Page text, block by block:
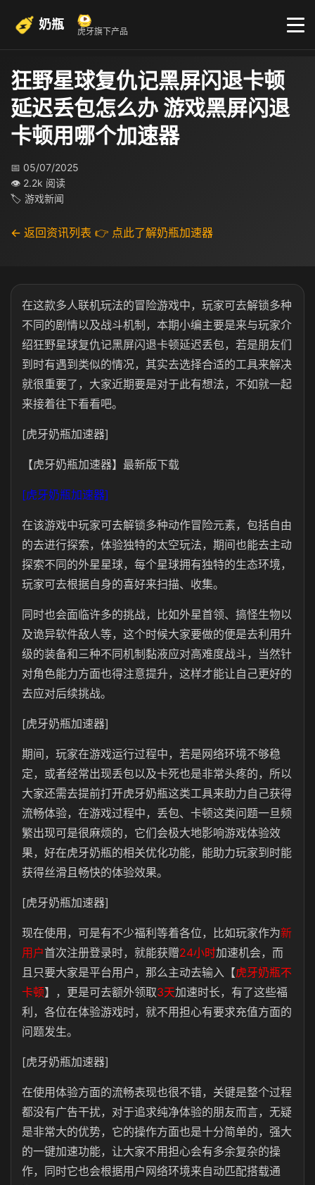
奶瓶 虎牙旗下产品
狂野星球复仇记黑屏闪退卡顿
延迟丢包怎么办 游戏黑屏闪退
卡顿用哪个加速器
📅 05/07/2025
👁 2.2k 阅读
🏷 游戏新闻
← 返回资讯列表 👉 点此了解奶瓶加速器
在这款多人联机玩法的冒险游戏中，玩家可去解锁多种
不同的剧情以及战斗机制，本期小编主要是来与玩家介
绍狂野星球复仇记黑屏闪退卡顿延迟丢包，若是朋友们
到时有遇到类似的情况，其实去选择合适的工具来解决
就很重要了，大家近期要是对于此有想法，不如就一起
来接着往下看看吧。
[虎牙奶瓶加速器]
【虎牙奶瓶加速器】最新版下载
[虎牙奶瓶加速器]
在该游戏中玩家可去解锁多种动作冒险元素，包括自由
的去进行探索，体验独特的太空玩法，期间也能去主动
探索不同的外星星球，每个星球拥有独特的生态环境，
玩家可去根据自身的喜好来扫描、收集。
同时也会面临许多的挑战，比如外星首领、搞怪生物以
及诡异软件敌人等，这个时候大家要做的便是去利用升
级的装备和三种不同机制黏液应对高难度战斗，当然针
对角色能力方面也得注意提升，这样才能让自己更好的
去应对后续挑战。
[虎牙奶瓶加速器]
期间，玩家在游戏运行过程中，若是网络环境不够稳
定，或者经常出现丢包以及卡死也是非常头疼的，所以
大家还需去提前打开虎牙奶瓶这类工具来助力自己获得
流畅体验，在游戏过程中，丢包、卡顿这类问题一旦频
繁出现可是很麻烦的，它们会极大地影响游戏体验效
果，好在虎牙奶瓶的相关优化功能，能助力玩家到时能
获得丝滑且畅快的体验效果。
[虎牙奶瓶加速器]
现在使用，可是有不少福利等着各位，比如玩家作为新
用户首次注册登录时，就能获赠24小时加速机会，而
且只要大家是平台用户，那么主动去输入【虎牙奶瓶不
卡顿】，更是可去额外领取3天加速时长，有了这些福
利，各位在体验游戏时，就不用担心有要求充值方面的
问题发生。
[虎牙奶瓶加速器]
在使用体验方面的流畅表现也很不错，关键是整个过程
都没有广告干扰，对于追求纯净体验的朋友而言，无疑
是非常大的优势，它的操作方面也是十分简单的，强大
的一键加速功能，让大家不用担心会有多余复杂的操
作，同时它也会根据用户网络环境来自动匹配搭载通